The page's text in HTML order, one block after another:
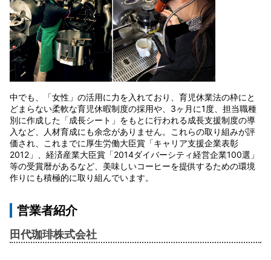
中でも、「女性」の活用に力を入れており、育児休業法の枠にと
どまらない柔軟な育児休暇制度の採用や、3ヶ月に1度、担当職種
別に作成した「成長シート」をもとに行われる成長支援制度の導
入など、人材育成にも余念がありません。これらの取り組みが評
価され、これまでに厚生労働大臣賞「キャリア支援企業表彰
2012」、経済産業大臣賞「2014ダイバーシティ経営企業100選」
等の受賞暦があるなど、美味しいコーヒーを提供するための環境
作りにも積極的に取り組んでいます。
営業者紹介
田代珈琲株式会社